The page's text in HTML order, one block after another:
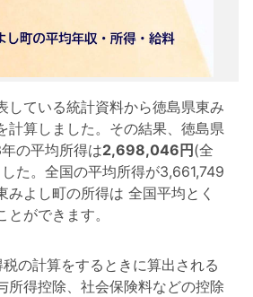
ている統計資料から徳島県東み
計算しました。その結果、徳島県
の平均所得は2,698,046円(全
た。全国の平均所得が3,661,749
みよし町の所得は 全国平均とく
ができます。
の計算をするときに算出される
所得控除、社会保険料などの控除